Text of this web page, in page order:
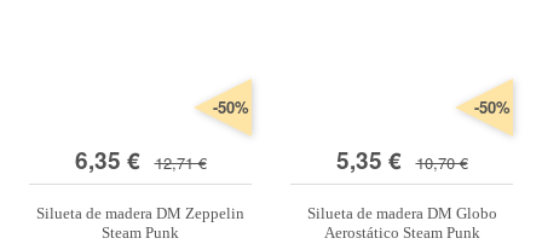
6,35 € 12,71 €
-50%
Silueta de madera DM Zeppelin
Steam Punk
5,35 € 10,70 €
-50%
Silueta de madera DM Globo
Aerostático Steam Punk